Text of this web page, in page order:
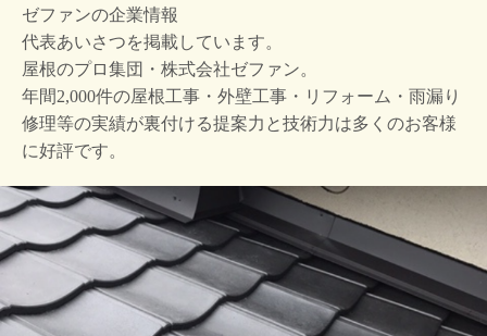
ゼファンの企業情報
代表あいさつを掲載しています。
屋根のプロ集団・株式会社ゼファン。
年間2,000件の屋根工事・外壁工事・リフォーム・雨漏り
修理等の実績が裏付ける提案力と技術力は多くのお客様
に好評です。